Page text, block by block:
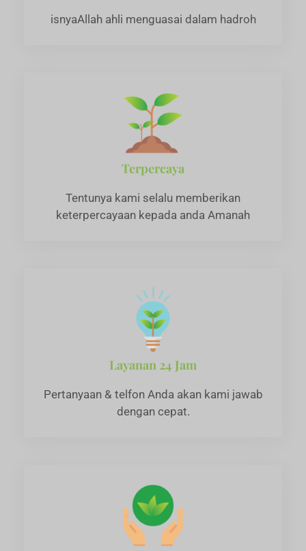
isnyaAllah ahli menguasai dalam hadroh
Terpercaya
Tentunya kami selalu memberikan
keterpercayaan kepada anda Amanah
Layanan 24 Jam
Pertanyaan & telfon Anda akan kami jawab
dengan cepat.